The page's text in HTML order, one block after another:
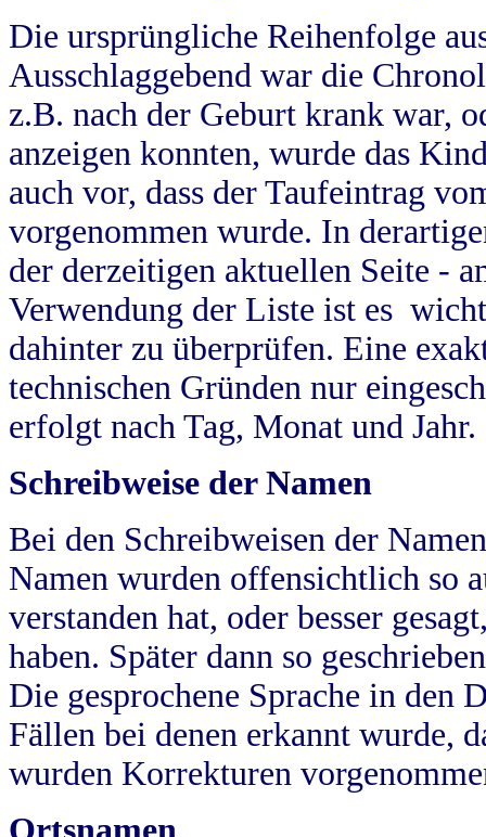
Die ursprüngliche Reihenfolge
Ausschlaggebend war die
z.B. nach der Geburt krank war,
anzeigen konnten, wurde das
auch vor, dass der Taufeintrag
vorgenommen wurde. In
der derzeitigen aktuellen Seite -
Verwendung der Liste ist es
dahinter zu überprüfen. Eine
technischen Gründen nur
erfolgt nach Tag, Monat und Jahr.
Schreibweise der Namen
Bei den Schreibweisen der
Namen wurden offensichtlich so
verstanden hat, oder besser
haben. Später dann so
Die gesprochene Sprache in
Fällen bei denen erkannt wurde,
wurden Korrekturen